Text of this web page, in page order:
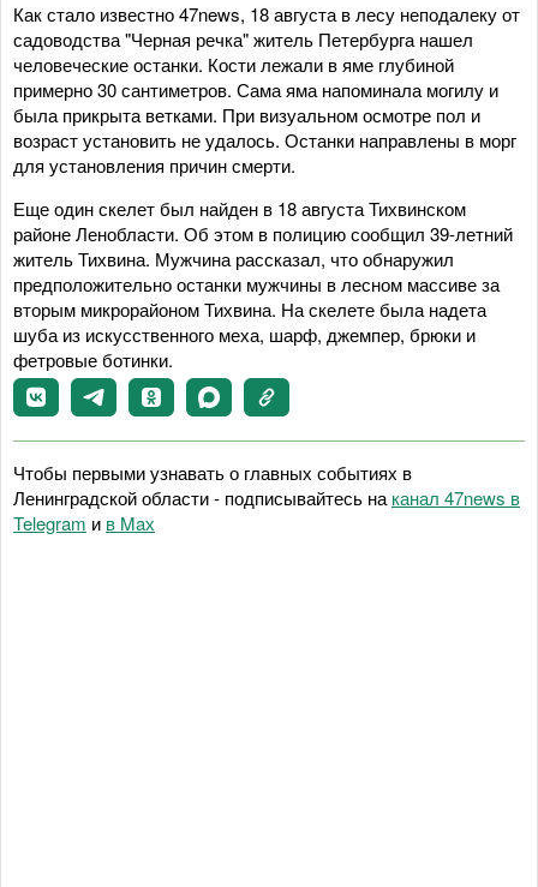
Как стало известно 47news, 18 августа в лесу неподалеку от
садоводства "Черная речка" житель Петербурга нашел
человеческие останки. Кости лежали в яме глубиной
примерно 30 сантиметров. Сама яма напоминала могилу и
была прикрыта ветками. При визуальном осмотре пол и
возраст установить не удалось. Останки направлены в морг
для установления причин смерти.
Еще один скелет был найден в 18 августа Тихвинском
районе Ленобласти. Об этом в полицию сообщил 39-летний
житель Тихвина. Мужчина рассказал, что обнаружил
предположительно останки мужчины в лесном массиве за
вторым микрорайоном Тихвина. На скелете была надета
шуба из искусственного меха, шарф, джемпер, брюки и
фетровые ботинки.
Чтобы первыми узнавать о главных событиях в
Ленинградской области - подписывайтесь на канал 47news в
Telegram и в Maх